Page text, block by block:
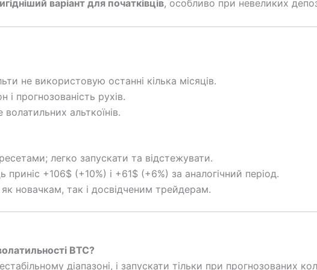
варіант для початківців, особливо при невеликих
не використовую останні кілька місяців.
і прогнозованість рухів.
альткоїнів.
легко запускати та відстежувати.
приніс +106$ (+10%) і +61$ (+6%) за аналогічний період.
новачкам, так і досвідченим трейдерам.
BTC?
діапазоні, і запускати тільки при прогнозованих